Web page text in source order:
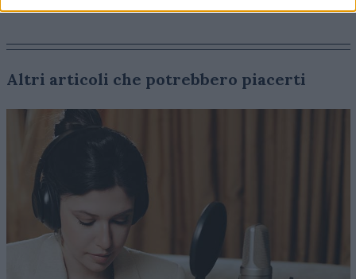
Altri articoli che potrebbero piacerti